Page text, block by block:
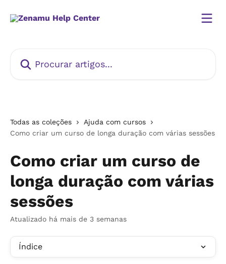
Todas as coleções
Ajuda com cursos
Como criar um curso de longa duração com várias sessões
Como criar um curso de
longa duração com várias
sessões
Atualizado há mais de 3 semanas
Índice